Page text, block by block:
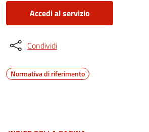
Accedi al servizio
Condividi
Normativa di riferimento